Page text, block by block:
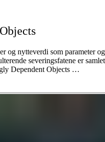
Objects
og nytteverdi som parameter og
severingsfatene er samlet
Dependent Objects …